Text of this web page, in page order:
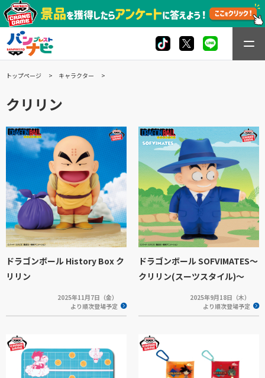
トップページ キャラクター
クリリン
ドラゴンボール History Box ク
リリン
2025年11月7日（金）
より順次登場予定
ドラゴンボール SOFVIMATES～
クリリン(スーツスタイル)～
2025年9月18日（木）
より順次登場予定